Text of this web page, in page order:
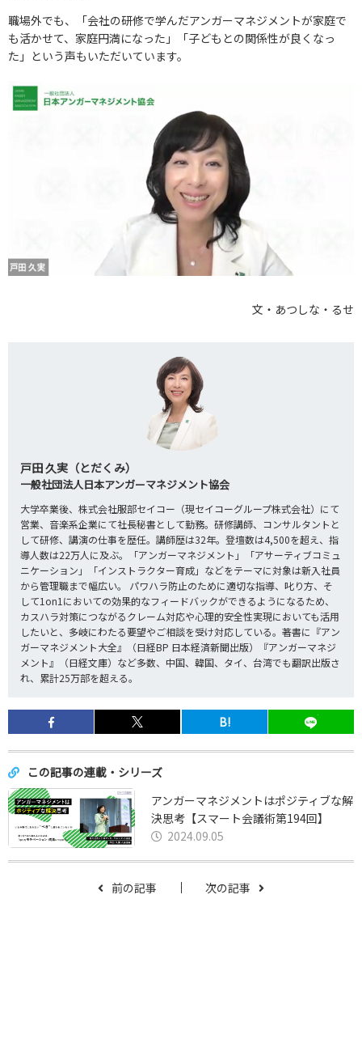
職場外でも、「会社の研修で学んだアンガーマネジメントが家庭で
も活かせて、家庭円満になった」「子どもとの関係性が良くなっ
た」という声もいただいています。
文・あつしな・るせ
戸田 久実（とだくみ）
一般社団法人日本アンガーマネジメント協会
大学卒業後、株式会社服部セイコー（現セイコーグループ株式会社）にて
営業、音楽系企業にて社長秘書として勤務。研修講師、コンサルタントと
して研修、講演の仕事を歴任。講師歴は32年。登壇数は4,500を超え、指
導人数は22万人に及ぶ。「アンガーマネジメント」「アサーティブコミュ
ニケーション」「インストラクター育成」などをテーマに対象は新入社員
から管理職まで幅広い。 パワハラ防止のために適切な指導、叱り方、そ
して1on1においての効果的なフィードバックができるようになるため、
カスハラ対策につながるクレーム対応や心理的安全性実現においても活用
したいと、多岐にわたる要望やご相談を受け対応している。著書に『アン
ガーマネジメント大全』（日経BP 日本経済新聞出版）『アンガーマネジ
メント』（日経文庫）など多数、中国、韓国、タイ、台湾でも翻訳出版さ
れ、累計25万部を超える。
B!
この記事の連載・シリーズ
アンガーマネジメントはポジティブな解
決思考【スマート会議術第194回】
2024.09.05
前の記事 次の記事